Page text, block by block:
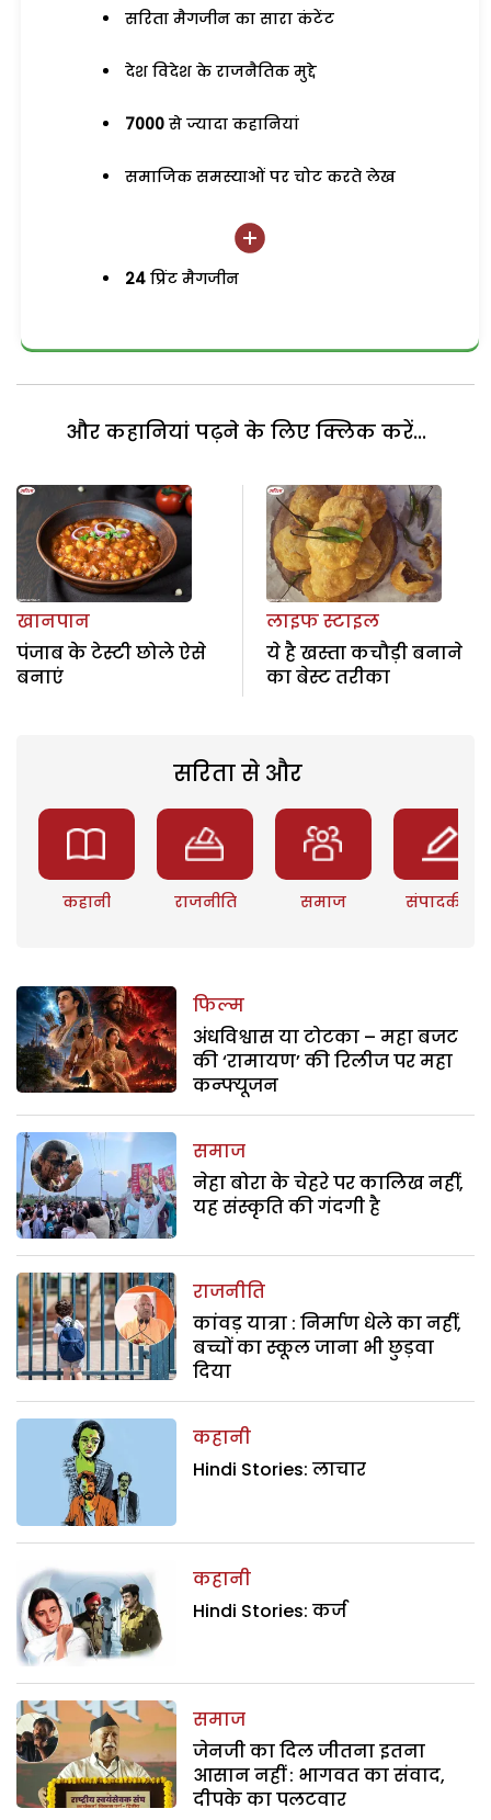
सरिता मैगजीन का सारा कंटेंट
देश विदेश के राजनैतिक मुद्दे
7000 से ज्यादा कहानियां
समाजिक समस्याओं पर चोट करते लेख
24 प्रिंट मैगजीन
और कहानियां पढ़ने के लिए क्लिक करें...
खानपान
पंजाब के टेस्टी छोले ऐसे
बनाएं
लाइफ स्टाइल
ये है खस्ता कचौड़ी बनाने
का बेस्ट तरीका
सरिता से और
कहानी राजनीति समाज संपादकीय
फिल्म
अंधविश्वास या टोटका – महा बजट
की ‘रामायण’ की रिलीज पर महा
कन्फ्यूजन
समाज
नेहा बोरा के चेहरे पर कालिख नहीं,
यह संस्कृति की गंदगी है
राजनीति
कांवड़ यात्रा : निर्माण धेले का नहीं,
बच्चों का स्कूल जाना भी छुड़वा
दिया
कहानी
Hindi Stories: लाचार
कहानी
Hindi Stories: कर्ज
समाज
जेनजी का दिल जीतना इतना
आसान नहीं : भागवत का संवाद,
दीपके का पलटवार